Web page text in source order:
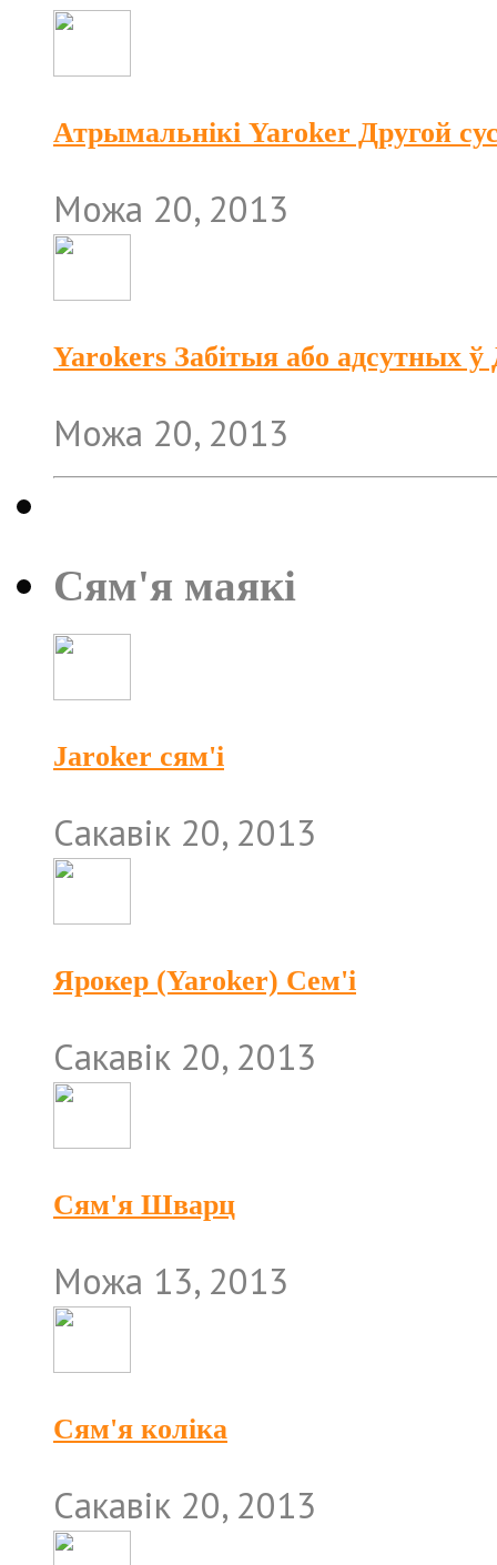
Атрымальнікі Yaroker Другой
Можа 20, 2013
Yarokers Забітыя або адсутных ў
Можа 20, 2013
Сям'я маякі
Jaroker сям'і
Сакавік 20, 2013
Ярокер (Yaroker) Сем'і
Сакавік 20, 2013
Сям'я Шварц
Можа 13, 2013
Сям'я коліка
Сакавік 20, 2013